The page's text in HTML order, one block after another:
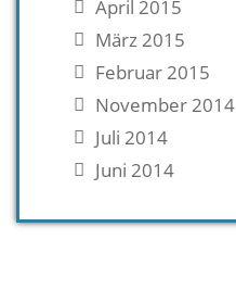
April 2015
März 2015
Februar 2015
November 2014
Juli 2014
Juni 2014